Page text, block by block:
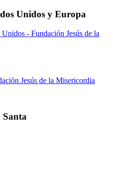
Unidos y Europa
Santa